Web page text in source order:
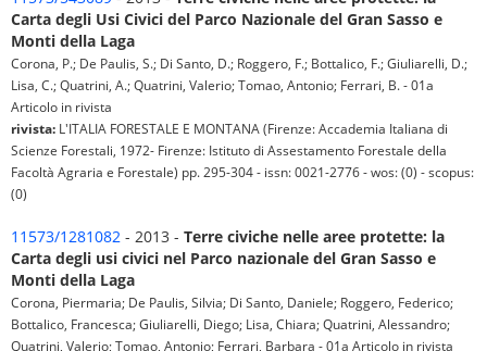
Carta degli Usi Civici del Parco Nazionale del Gran Sasso e
Monti della Laga
Corona, P.; De Paulis, S.; Di Santo, D.; Roggero, F.; Bottalico, F.; Giuliarelli, D.;
Lisa, C.; Quatrini, A.; Quatrini, Valerio; Tomao, Antonio; Ferrari, B. - 01a
Articolo in rivista
rivista: L'ITALIA FORESTALE E MONTANA (Firenze: Accademia Italiana di
Scienze Forestali, 1972- Firenze: Istituto di Assestamento Forestale della
Facoltà Agraria e Forestale) pp. 295-304 - issn: 0021-2776 - wos: (0) - scopus:
(0)
11573/1281082 - 2013 - Terre civiche nelle aree protette: la
Carta degli usi civici nel Parco nazionale del Gran Sasso e
Monti della Laga
Corona, Piermaria; De Paulis, Silvia; Di Santo, Daniele; Roggero, Federico;
Bottalico, Francesca; Giuliarelli, Diego; Lisa, Chiara; Quatrini, Alessandro;
Quatrini, Valerio; Tomao, Antonio; Ferrari, Barbara - 01a Articolo in rivista